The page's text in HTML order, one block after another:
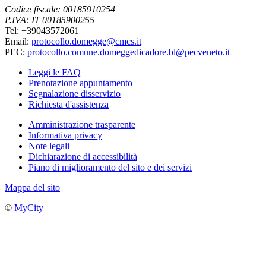
Codice fiscale: 00185910254
P.IVA: IT 00185900255
Tel: +39043572061
Email: protocollo.domegge@cmcs.it
PEC: protocollo.comune.domeggedicadore.bl@pecveneto.it
Leggi le FAQ
Prenotazione appuntamento
Segnalazione disservizio
Richiesta d'assistenza
Amministrazione trasparente
Informativa privacy
Note legali
Dichiarazione di accessibilità
Piano di miglioramento del sito e dei servizi
Mappa del sito
© MyCity